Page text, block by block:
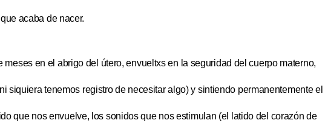
acaba de nacer.
en el abrigo del útero, envueltxs en la seguridad del cuerpo materno,
siquiera tenemos registro de necesitar algo) y sintiendo permanentemente el
que nos envuelve, los sonidos que nos estimulan (el latido del corazón de